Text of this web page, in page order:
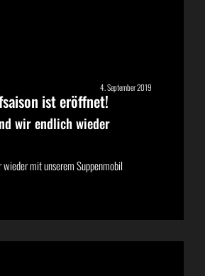
4. September 2019
ist eröffnet!
wir endlich wieder
mit unserem Suppenmobil